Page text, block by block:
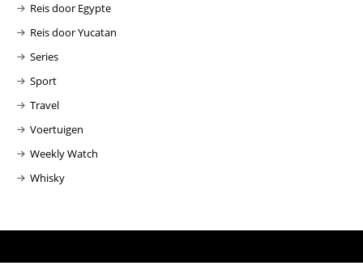
Reis door Egypte
Reis door Yucatan
Series
Sport
Travel
Voertuigen
Weekly Watch
Whisky